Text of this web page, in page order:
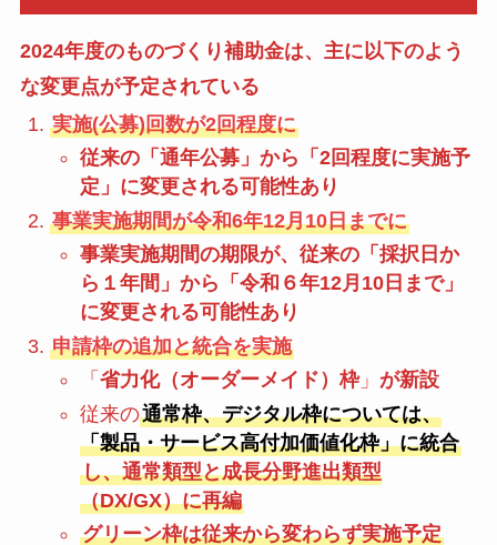
2024年度のものづくり補助金は、主に以下のよう
な変更点が予定されている
実施(公募)回数が2回程度に
従来の「通年公募」から「2回程度に実施予
定」に変更される可能性あり
事業実施期間が令和6年12月10日までに
事業実施期間の期限が、従来の「採択日か
ら１年間」から「令和６年12月10日まで」
に変更される可能性あり
申請枠の追加と統合を実施
「 省力化（オーダーメイド）枠」 が新設
従来の通常枠、デジタル枠については、
「製品・サービス高付加価値化枠」に統合
し、通常類型と成長分野進出類型
（DX/GX）に再編
グリーン枠は従来から変わらず実施予定